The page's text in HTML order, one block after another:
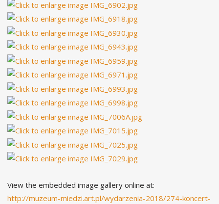
View the embedded image gallery online at:
http://muzeum-miedzi.art.pl/wydarzenia-2018/274-koncert-